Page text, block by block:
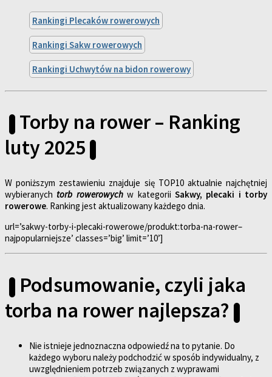
Rankingi Plecaków rowerowych
Rankingi Sakw rowerowych
Rankingi Uchwytów na bidon rowerowy
Torby na rower – Ranking
luty 2025
W poniższym zestawieniu znajduje się TOP10 aktualnie najchętniej
wybieranych torb rowerowychw kategorii Sakwy, plecaki i torby
rowerowe. Ranking jest aktualizowany każdego dnia.
url=’sakwy-torby-i-plecaki-rowerowe/produkt:torba-na-rower–
najpopularniejsze’ classes=’big’ limit=’10’]
Podsumowanie, czyli jaka
torba na rower najlepsza?
Nie istnieje jednoznaczna odpowiedź na to pytanie. Do
każdego wyboru należy podchodzić w sposób indywidualny, z
uwzględnieniem potrzeb związanych z wyprawami